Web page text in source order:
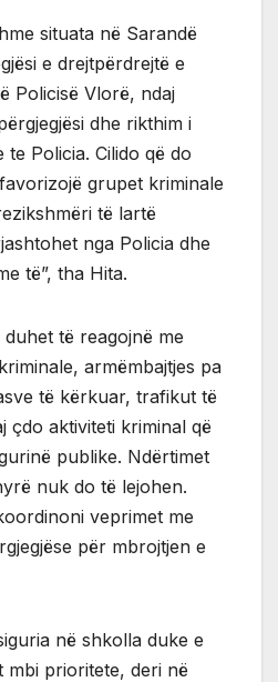
situata në Sarandë
e drejtpërdrejtë e
Policisë Vlorë, ndaj
dhe rikthim i
te Policia. Cilido që do
grupet kriminale
të lartë
nga Policia dhe
të”, tha Hita.
të reagojnë me
armëmbajtjes pa
të kërkuar, trafikut të
çdo aktiviteti kriminal që
publike. Ndërtimet
nuk do të lejohen.
veprimet me
për mbrojtjen e
në shkolla duke e
prioritete, deri në